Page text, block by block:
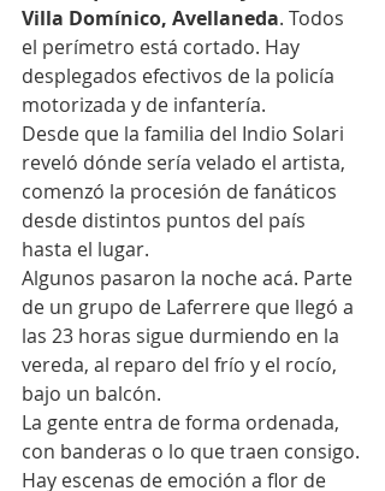
Villa Domínico, Avellaneda. Todos
el perímetro está cortado. Hay
desplegados efectivos de la policía
motorizada y de infantería.
Desde que la familia del Indio Solari
reveló dónde sería velado el artista,
comenzó la procesión de fanáticos
desde distintos puntos del país
hasta el lugar.
Algunos pasaron la noche acá. Parte
de un grupo de Laferrere que llegó a
las 23 horas sigue durmiendo en la
vereda, al reparo del frío y el rocío,
bajo un balcón.
La gente entra de forma ordenada,
con banderas o lo que traen consigo.
Hay escenas de emoción a flor de